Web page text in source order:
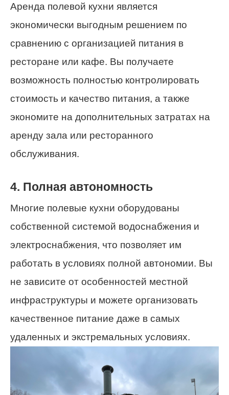
Аренда полевой кухни является
экономически выгодным решением по
сравнению с организацией питания в
ресторане или кафе. Вы получаете
возможность полностью контролировать
стоимость и качество питания, а также
экономите на дополнительных затратах на
аренду зала или ресторанного
обслуживания.
4. Полная автономность
Многие полевые кухни оборудованы
собственной системой водоснабжения и
электроснабжения, что позволяет им
работать в условиях полной автономии. Вы
не зависите от особенностей местной
инфраструктуры и можете организовать
качественное питание даже в самых
удаленных и экстремальных условиях.